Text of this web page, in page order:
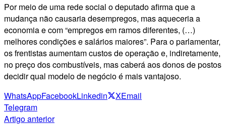
Por meio de uma rede social o deputado afirma que a
mudança não causaria desempregos, mas aqueceria a
economia e com “empregos em ramos diferentes, (…)
melhores condições e salários maiores”. Para o parlamentar,
os frentistas aumentam custos de operação e, indiretamente,
no preço dos combustíveis, mas caberá aos donos de postos
decidir qual modelo de negócio é mais vantajoso.
WhatsAppFacebookLinkedin XEmail
Telegram
Artigo anterior